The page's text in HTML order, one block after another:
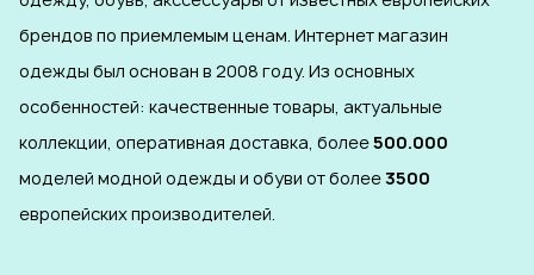
брендов по приемлемым ценам. Интернет магазин
одежды был основан в 2008 году. Из основных
особенностей: качественные товары, актуальные
коллекции, оперативная доставка, более500.000
моделей модной одежды и обуви от более3500
европейских производителей.